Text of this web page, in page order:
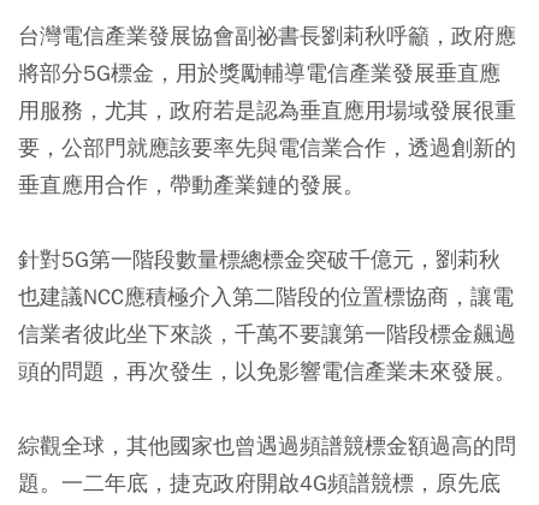
台灣電信產業發展協會副祕書長劉莉秋呼籲，政府應
將部分5G標金，用於獎勵輔導電信產業發展垂直應
用服務，尤其，政府若是認為垂直應用場域發展很重
要，公部門就應該要率先與電信業合作，透過創新的
垂直應用合作，帶動產業鏈的發展。
針對5G第一階段數量標總標金突破千億元，劉莉秋
也建議NCC應積極介入第二階段的位置標協商，讓電
信業者彼此坐下來談，千萬不要讓第一階段標金飆過
頭的問題，再次發生，以免影響電信產業未來發展。
綜觀全球，其他國家也曾遇過頻譜競標金額過高的問
題。一二年底，捷克政府開啟4G頻譜競標，原先底